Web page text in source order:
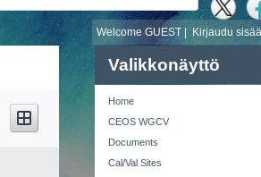
Kirjaudu
Welcome GUEST |
Valikkonäyttö
Home
CEOS WGCV
Documents
Cal/Val Sites